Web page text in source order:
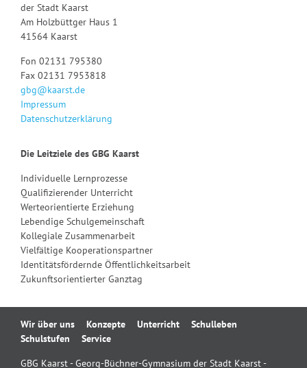
der Stadt Kaarst
Am Holzbüttger Haus 1
41564 Kaarst
Fon 02131 795380
Fax 02131 7953818
gbg@kaarst.de
Impressum
Datenschutzerklärung
Die Leitziele des GBG Kaarst
Individuelle Lernprozesse
Qualifizierender Unterricht
Werteorientierte Erziehung
Lebendige Schulgemeinschaft
Kollegiale Zusammenarbeit
Vielfältige Kooperationspartner
Identitätsfördernde Öffentlichkeitsarbeit
Zukunftsorientierter Ganztag
Navigation
überspringen
Wir über uns Konzepte Unterricht
Schulleben
Schulstufen
Service
GBG Kaarst - Georg-Büchner-Gymnasium der Stadt Kaarst -